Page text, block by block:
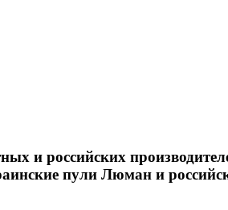
и российских
пули Люман и